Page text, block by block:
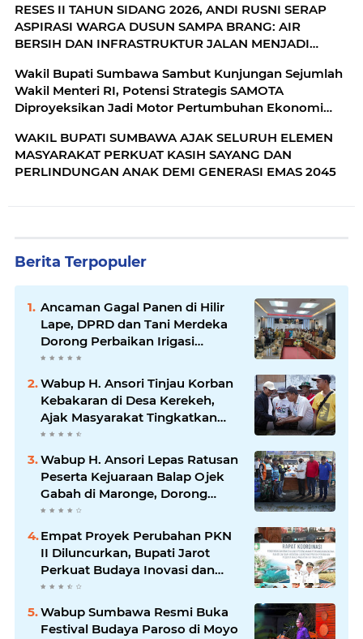
RESES II TAHUN SIDANG 2026, ANDI RUSNI SERAP
ASPIRASI WARGA DUSUN SAMPA BRANG: AIR
BERSIH DAN INFRASTRUKTUR JALAN MENJADI
Wakil Bupati Sumbawa Sambut Kunjungan Sejumlah
Wakil Menteri RI, Potensi Strategis SAMOTA
Diproyeksikan Jadi Motor Pertumbuhan Ekonomi
WAKIL BUPATI SUMBAWA AJAK SELURUH ELEMEN
MASYARAKAT PERKUAT KASIH SAYANG DAN
PERLINDUNGAN ANAK DEMI GENERASI EMAS 2045
Berita Terpopuler
Ancaman Gagal Panen di Hilir
Lape, DPRD dan Tani Merdeka
Dorong Perbaikan Irigasi
Waduk Mamak
Wabup H. Ansori Tinjau Korban
Kebakaran di Desa Kerekeh,
Ajak Masyarakat Tingkatkan
Kewaspadaan terhadap Instalasi
Listrik
Wabup H. Ansori Lepas Ratusan
Peserta Kejuaraan Balap Ojek
Gabah di Maronge, Dorong
Sportivitas dan Perputaran
Ekonomi Lokal
Empat Proyek Perubahan PKN
II Diluncurkan, Bupati Jarot
Perkuat Budaya Inovasi dan
Tata Kelola Pemerintahan
Wabup Sumbawa Resmi Buka
Festival Budaya Paroso di Moyo